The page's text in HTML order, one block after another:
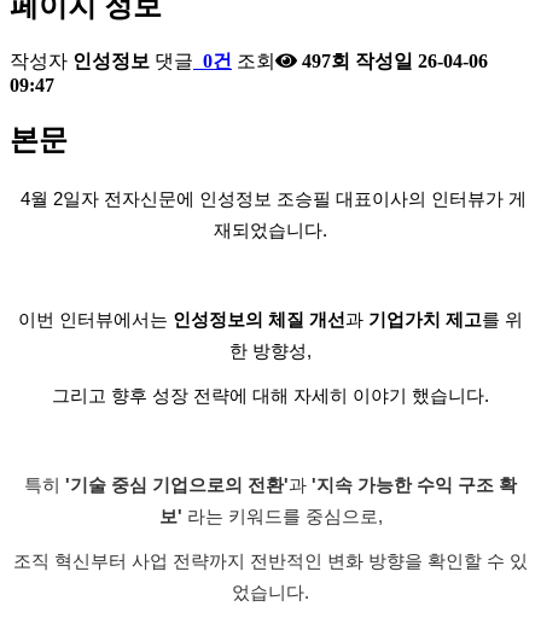
작성자 인성정보 댓글 0건 조회 497회 작성일 26-04-06
09:47
본문
4월 2일자 전자신문에 인성정보 조승필 대표이사의 인터뷰가 게
재되었습니다.
이번 인터뷰에서는 인성정보의 체질 개선과 기업가치 제고를 위
한 방향성,
그리고 향후 성장 전략에 대해 자세히 이야기 했습니다.
특히 '기술 중심 기업으로의 전환'과 '지속 가능한 수익 구조 확
보' 라는 키워드를 중심으로,
조직 혁신부터 사업 전략까지 전반적인 변화 방향을 확인할 수 있
었습니다.